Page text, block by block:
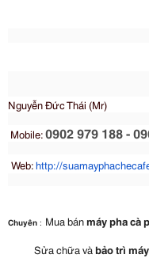
Nguyễn Đức Thái (Mr)
Mobile:0902 979 188 -
Web:http://
Chuyên : Mua bánmáy pha cà
Sửa chữa vàbảo trì